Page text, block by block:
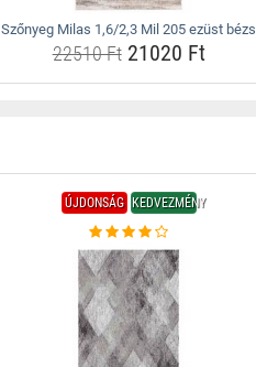
Szőnyeg Milas 1,6/2,3 Mil 205 ezüst bézs
22510 Ft21020 Ft
ÚJDONSÁG KEDVEZMÉNY